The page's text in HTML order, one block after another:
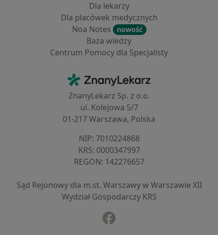
Dla lekarzy
Dla placówek medycznych
Noa Notes
nowość
Baza wiedzy
Centrum Pomocy dla Specjalisty
ZnanyLekarz - Strona główna
ZnanyLekarz Sp. z o.o.
ul. Kolejowa 5/7
01-217 Warszawa, Polska
NIP: ⁠7010224868
KRS: ⁠0000347997
REGON: ⁠142276657
Sąd Rejonowy dla m.st. Warszawy w Warszawie XII
Wydział Gospodarczy KRS